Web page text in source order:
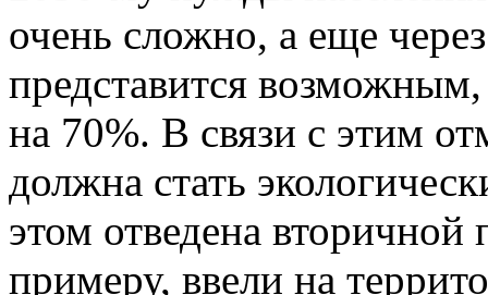
очень сложно, а еще
представится возможным,
на 70%. В связи с этим
должна стать
этом отведена
примеру, ввели на